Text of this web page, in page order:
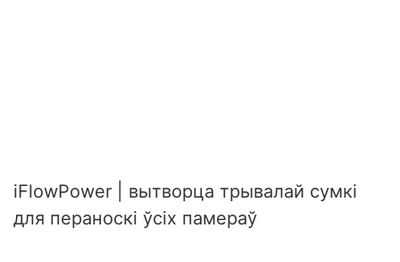
iFlowPower | вытворца трывалай сумкі
для пераноскі ўсіх памераў